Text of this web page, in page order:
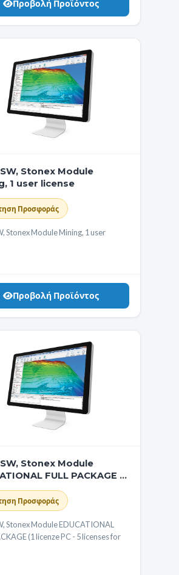
Προβολή Προϊόντος
Stonex Module
1 user license
Προσφοράς
Stonex Module Mining, 1 user
Προβολή Προϊόντος
Stonex Module
FULL PACKAGE (1
PC - 5 licenses for
Προσφοράς
Stonex Module EDUCATIONAL
(1 licenze PC - 5 licenses for